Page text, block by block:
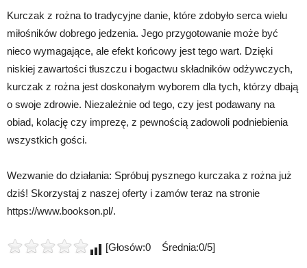
Kurczak z rożna to tradycyjne danie, które zdobyło serca wielu
miłośników dobrego jedzenia. Jego przygotowanie może być
nieco wymagające, ale efekt końcowy jest tego wart. Dzięki
niskiej zawartości tłuszczu i bogactwu składników odżywczych,
kurczak z rożna jest doskonałym wyborem dla tych, którzy dbają
o swoje zdrowie. Niezależnie od tego, czy jest podawany na
obiad, kolację czy imprezę, z pewnością zadowoli podniebienia
wszystkich gości.
Wezwanie do działania: Spróbuj pysznego kurczaka z rożna już
dziś! Skorzystaj z naszej oferty i zamów teraz na stronie
https://www.bookson.pl/.
[Głosów:0 Średnia:0/5]